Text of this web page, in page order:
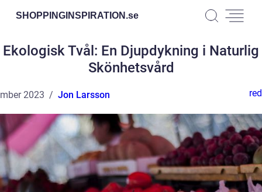
SHOPPINGINSPIRATION.se
Ekologisk Tvål: En Djupdykning i Naturlig
Skönhetsvård
2023 Jon Larsson